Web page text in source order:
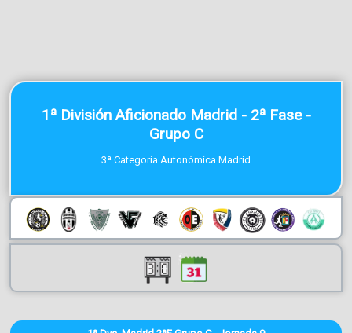
1ª División Aficionado Madrid - 2ª Fase -
Grupo C
3ª Categoría Autonómica Madrid